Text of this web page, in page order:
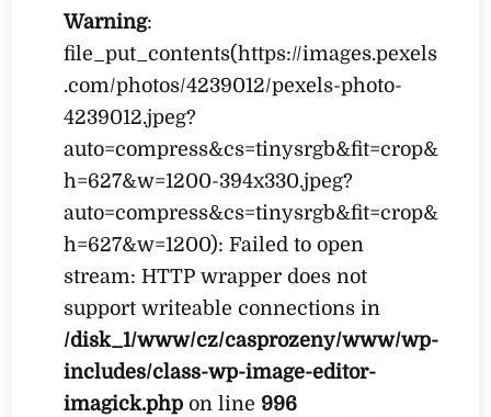
Warning:
file_put_contents(https://images.pexels
.com/photos/4239012/pexels-photo-
4239012.jpeg?
auto=compress&cs=tinysrgb&fit=crop&
h=627&w=1200-394x330.jpeg?
auto=compress&cs=tinysrgb&fit=crop&
h=627&w=1200): Failed to open
stream: HTTP wrapper does not
support writeable connections in
/disk_1/www/cz/casprozeny/www/wp-
includes/class-wp-image-editor-
imagick.php on line 996